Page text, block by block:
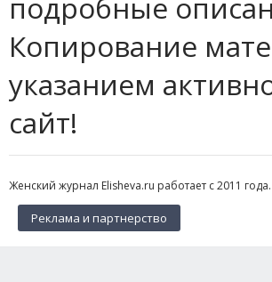
подробные
Копирование
указанием
сайт!
Женский журнал Elisheva.ru работает с 2011
Реклама и партнерство